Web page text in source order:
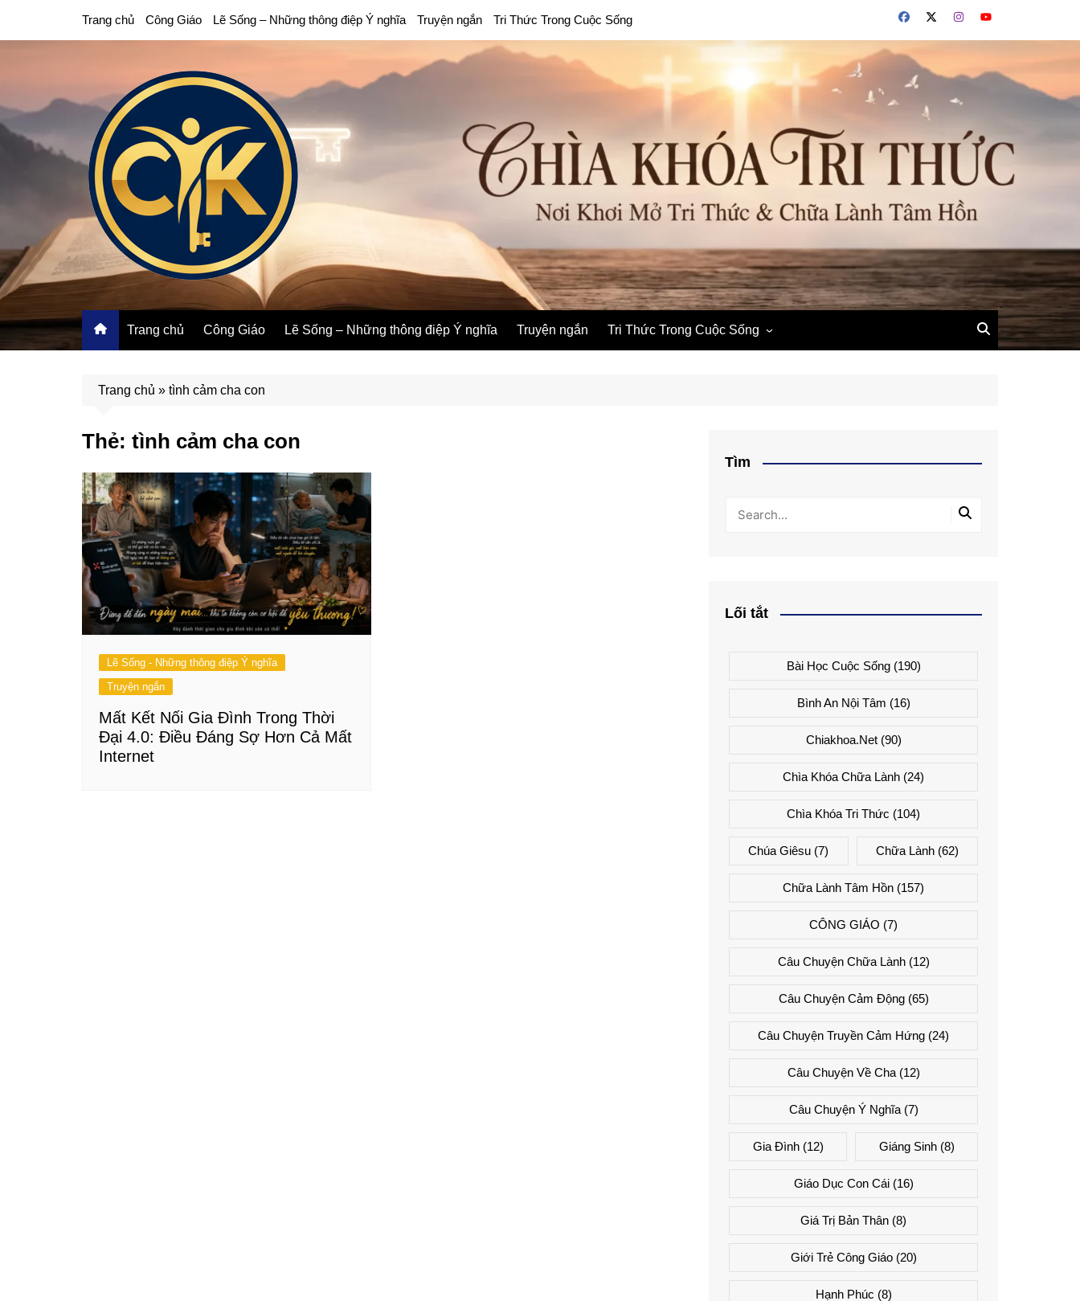
Trang chủ Công Giáo Lẽ Sống – Những thông điệp Ý nghĩa Truyện ngắn Tri Thức Trong Cuộc Sống
Trang chủ Công Giáo Lẽ Sống – Những thông điệp Ý nghĩa Truyện ngắn Tri Thức Trong Cuộc Sống
Trang chủ » tình cảm cha con
Thẻ: tình cảm cha con
Lẽ Sống - Những thông điệp Ý nghĩa
Truyện ngắn
Mất Kết Nối Gia Đình Trong Thời
Đại 4.0: Điều Đáng Sợ Hơn Cả Mất
Internet
Tìm
Lối tắt
Bài Học Cuộc Sống(190)
Bình An Nội Tâm (16)
Chiakhoa.net(90)
Chìa Khóa Chữa Lành (24)
Chìa Khóa Tri Thức (104)
Chúa Giêsu (7) Chữa Lành(62)
Chữa Lành Tâm Hồn (157)
CÔNG GIÁO (7)
Câu Chuyện Chữa Lành(12)
Câu Chuyện Cảm Động(65)
Câu Chuyện Truyền Cảm Hứng (24)
Câu Chuyện Về Cha(12)
Câu Chuyện Ý Nghĩa(7)
Gia Đình(12) Giáng Sinh(8)
Giáo Dục Con Cái(16)
Giá Trị Bản Thân (8)
Giới Trẻ Công Giáo(20)
Hạnh Phúc (8)